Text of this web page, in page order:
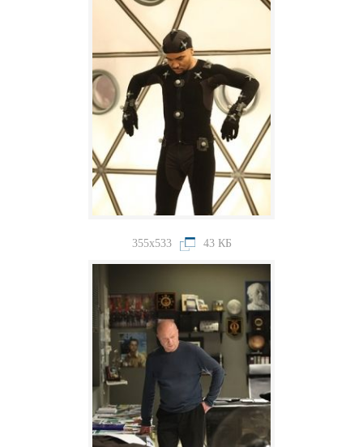
355x533 43 КБ